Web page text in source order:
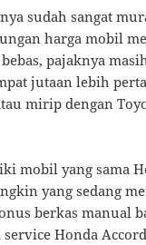
sudah sangat
harga mobil
pajaknya
jutaan lebih
mirip dengan
mobil yang sama
yang sedang
berkas manual
Honda Accord